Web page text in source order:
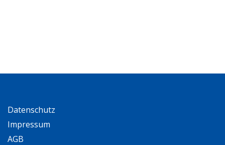
Datenschutz
Impressum
AGB